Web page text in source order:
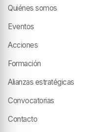
Quiénes somos
Eventos
Acciones
Formación
Alianzas estratégicas
Convocatorias
Contacto